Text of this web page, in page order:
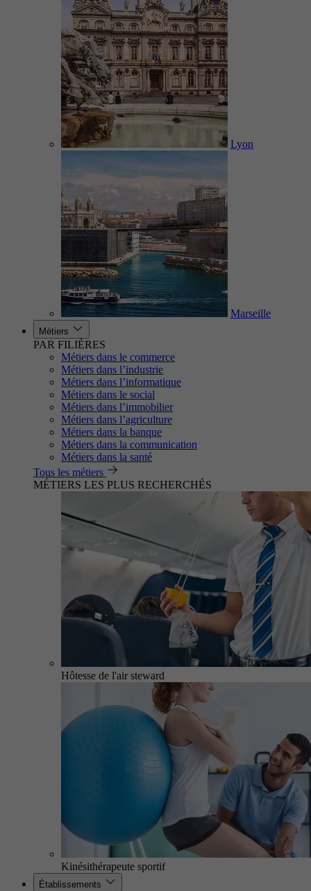
Lyon
Marseille
Métiers
PAR FILIÈRES
Métiers dans le commerce
Métiers dans l’industrie
Métiers dans l’informatique
Métiers dans le social
Métiers dans l’immobilier
Métiers dans l’agriculture
Métiers dans la banque
Métiers dans la communication
Métiers dans la santé
Tous les métiers
MÉTIERS LES PLUS RECHERCHÉS
Hôtesse de l'air steward
Kinésithérapeute sportif
Établissements